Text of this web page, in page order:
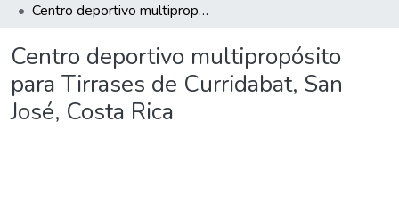
Centro deportivo multipropósito para Tirrases de Curridabat, San José, Costa Rica
Centro deportivo multipropósito
para Tirrases de Curridabat, San
José, Costa Rica